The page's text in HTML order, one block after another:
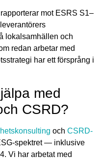
mot ESRS S1–
lokalsamhällen och
redan arbetar med
har ett försprång i
med
CSRD?
och CSRD-
spektret — inklusive
Vi har arbetat med